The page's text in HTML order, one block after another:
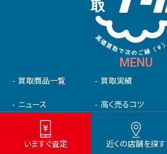
いますぐ査定 近くの店舗を探す
MENU
買取商品一覧 買取実績
ニュース 高く売るコツ
初めての⽅へ 未成年の⽅へ
お客様の声 よくある質問